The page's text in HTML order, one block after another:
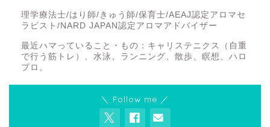
理学療法士/はり師/きゅう師/保育士/AEAJ認定アロマセ
ラピスト/NARD JAPAN認定アロマアドバイザー
最近ハマっていること・もの：キャリステニクス（自重
で行う筋トレ）、水泳、ランニング、散歩、瞑想、ハロ
プロ。
＼ Follow me ／